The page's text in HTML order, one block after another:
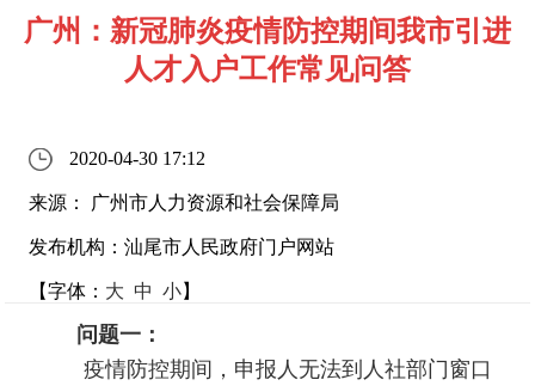
广州：新冠肺炎疫情防控期间我市引进
人才入户工作常见问答
2020-04-30 17:12
来源： 广州市人力资源和社会保障局
发布机构：汕尾市人民政府门户网站
【字体： 大 中 小】
问题一：
疫情防控期间，申报人无法到人社部门窗口